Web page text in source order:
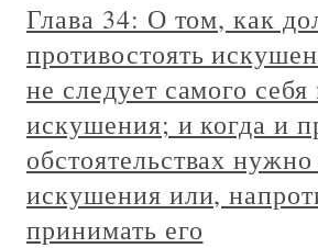
Глава 34: О том, как
противостоять
не следует самого себя
искушения; и когда и
обстоятельствах нужно
искушения или,
принимать его